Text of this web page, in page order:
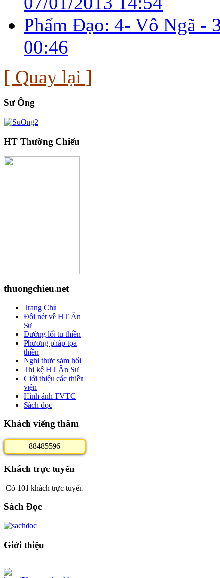
Phẩm Đạo: 4- Vô Ngã -
00:46
[ Quay lại ]
Sư Ông
HT Thường Chiếu
thuongchieu.net
Trang Chủ
Đôi nét về HT Ân
Sư
Đường lối tu thiền
Phương pháp tọa
thiền
Nghi thức sám hối
Thi kệ HT Ân Sư
Giới thiệu các thiền
viện
Hình ảnh TVTC
Sách đọc
Khách viếng thăm
88485596
Khách trực tuyến
Có 101 khách trực tuyến
Sách Đọc
Giới thiệu